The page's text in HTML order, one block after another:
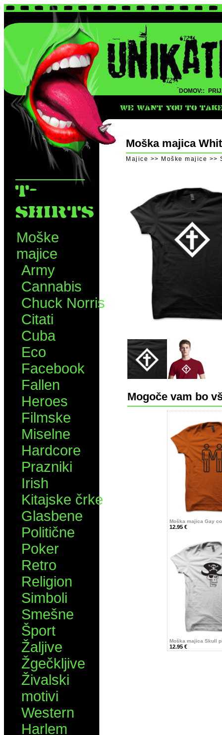
DOMOV::
WE WANT YOU TO
T-
SHIRTS
Moške
majice
Army
Cannabis
Chuck Norris
Citati
Cuba
Eco
Facebook
Fallen
Heroes
Filmske
Miselne
Hardcore
Prazniki
Irish
Kitajske črke
Glasbene
Politične
Poker
Retro
Religion
Simboli
Smešne
Šport
Žaljive
Žgečkljive
Živalski
motivi
Western
Harlem
Moška majica
Majice >> Moške majice >>
Mogoče vam bo
Moška majica Gay
12.95 €
Moška majica Skull
12.95 €